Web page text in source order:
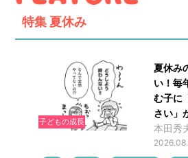
特集 夏休み
子どもの成長
夏休み
い！毎
む子に
さい」
本田秀